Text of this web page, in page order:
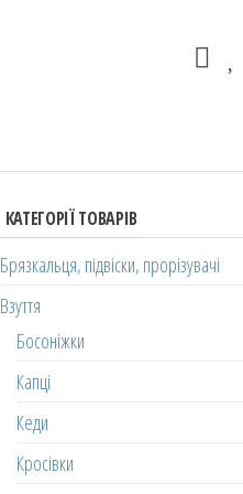
КАТЕГОРІЇ ТОВАРІВ
Брязкальця, підвіски, прорізувачі
Взуття
Босоніжки
Капці
Кеди
Кросівки